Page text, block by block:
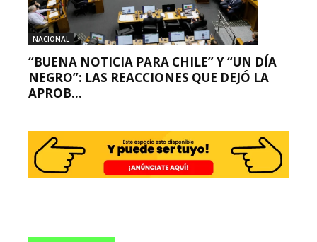
NACIONAL
“BUENA NOTICIA PARA CHILE” Y “UN DÍA
NEGRO”: LAS REACCIONES QUE DEJÓ LA
APROB...